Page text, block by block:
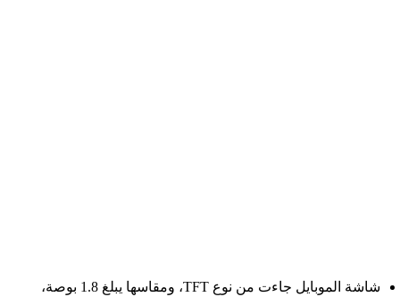
شاشة الموبايل جاءت من نوع TFT، ومقاسها يبلغ 1.8 بوصة،